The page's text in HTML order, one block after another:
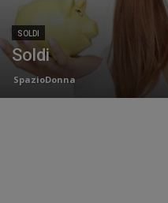
SOLDI
Soldi
SpazioDonna